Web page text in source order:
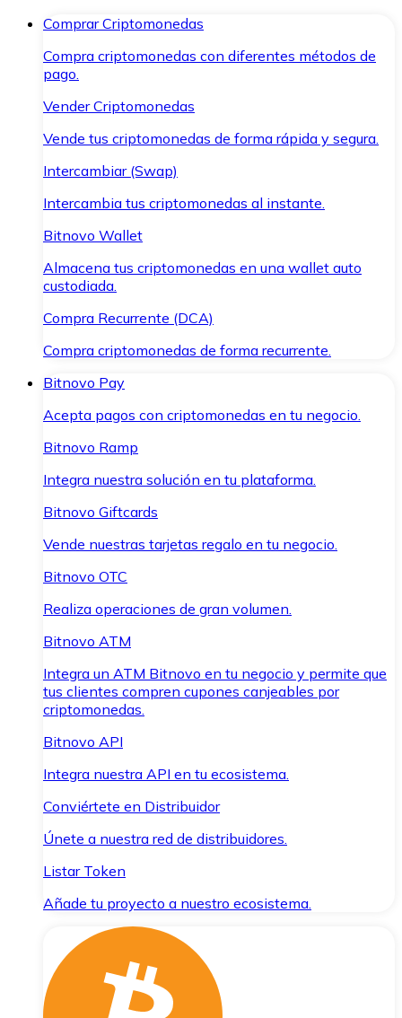
Comprar Criptomonedas
Compra criptomonedas con diferentes métodos de
pago.
Vender Criptomonedas
Vende tus criptomonedas de forma rápida y segura.
Intercambiar (Swap)
Intercambia tus criptomonedas al instante.
Bitnovo Wallet
Almacena tus criptomonedas en una wallet auto
custodiada.
Compra Recurrente (DCA)
Compra criptomonedas de forma recurrente.
Bitnovo Pay
Acepta pagos con criptomonedas en tu negocio.
Bitnovo Ramp
Integra nuestra solución en tu plataforma.
Bitnovo Giftcards
Vende nuestras tarjetas regalo en tu negocio.
Bitnovo OTC
Realiza operaciones de gran volumen.
Bitnovo ATM
Integra un ATM Bitnovo en tu negocio y permite que
tus clientes compren cupones canjeables por
criptomonedas.
Bitnovo API
Integra nuestra API en tu ecosistema.
Conviértete en Distribuidor
Únete a nuestra red de distribuidores.
Listar Token
Añade tu proyecto a nuestro ecosistema.